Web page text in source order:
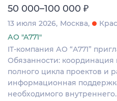
50 000–100 000 ₽
13 июля 2026 Москва
АО "А771"
IT-компания АО “А771”
Обязанности:
полного цикла проектов и
информационная
необходимого